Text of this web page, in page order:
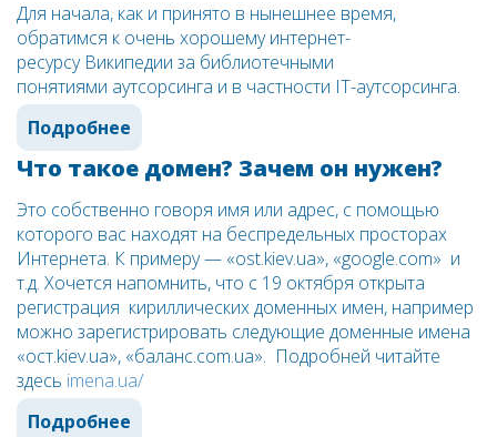
Для начала, как и принято в нынешнее время,
обратимся к очень хорошему интернет-
ресурсу Википедии за библиотечными
понятиями аутсорсинга и в частности IT-аутсорсинга.
Подробнее
Что такое домен? Зачем он нужен?
Это собственно говоря имя или адрес, с помощью
которого вас находят на беспредельных просторах
Интернета. К примеру — «ost.kiev.ua», «google.com» и
т.д. Хочется напомнить, что с 19 октября открыта
регистрация кириллических доменных имен, например
можно зарегистрировать следующие доменные имена
«ост.kiev.ua», «баланс.com.ua». Подробней читайте
здесь imena.ua/
Подробнее